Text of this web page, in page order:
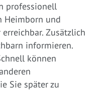
professionell
Heimborn und
Zusätzlich
informieren.
können
Sie später zu